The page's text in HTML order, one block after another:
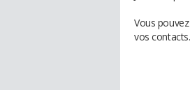
Vous
vos contacts.